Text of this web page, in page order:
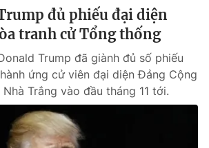
đủ phiếu đại diện
tranh cử Tổng thống
Trump đã giành đủ số phiếu
ứng cử viên đại diện Đảng Cộng
Trắng vào đầu tháng 11 tới.